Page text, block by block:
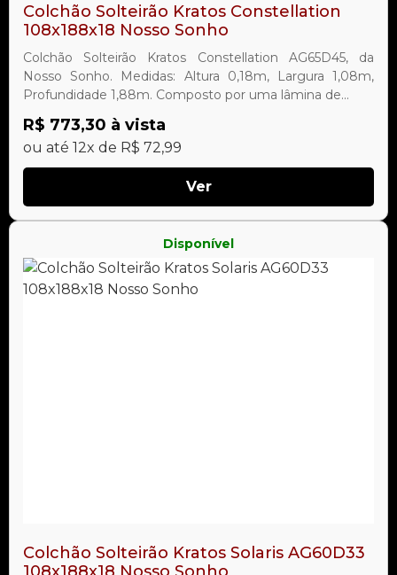
Colchão Solteirão Kratos Constellation
108x188x18 Nosso Sonho
Colchão Solteirão Kratos Constellation AG65D45, da
Nosso Sonho. Medidas: Altura 0,18m, Largura 1,08m,
Profundidade 1,88m. Composto por uma lâmina de...
R$ 773,30 à vista
ou até 12x de R$ 72,99
Ver
Disponível
Colchão Solteirão Kratos Solaris AG60D33